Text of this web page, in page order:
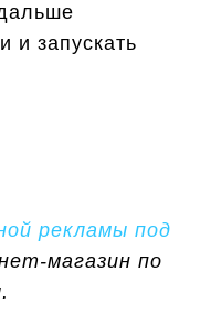
и запускать
рекламы под
магазин по